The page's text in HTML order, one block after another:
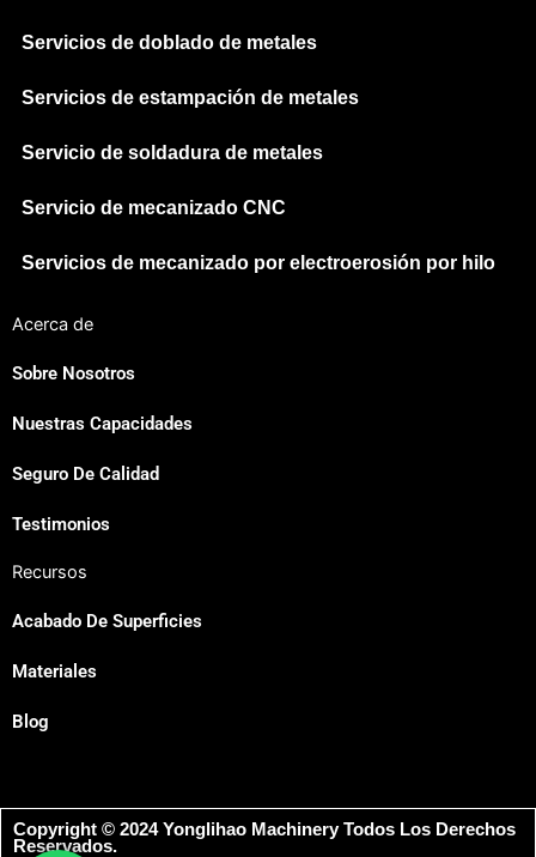
Servicios de doblado de metales
Servicios de estampación de metales
Servicio de soldadura de metales
Servicio de mecanizado CNC
Servicios de mecanizado por electroerosión por hilo
Acerca de
Sobre Nosotros
Nuestras Capacidades
Seguro De Calidad
Testimonios
Recursos
Acabado De Superficies
Materiales
Blog
Copyright © 2024 Yonglihao Machinery Todos Los Derechos
Reservados.
Arabic